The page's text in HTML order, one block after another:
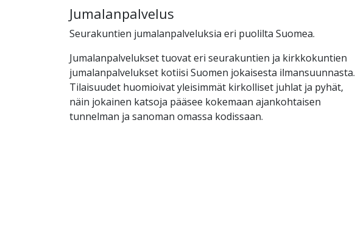
Jumalanpalvelus
Seurakuntien jumalanpalveluksia eri puolilta Suomea.
Jumalanpalvelukset tuovat eri seurakuntien ja kirkkokuntien
jumalanpalvelukset kotiisi Suomen jokaisesta ilmansuunnasta.
Tilaisuudet huomioivat yleisimmät kirkolliset juhlat ja pyhät,
näin jokainen katsoja pääsee kokemaan ajankohtaisen
tunnelman ja sanoman omassa kodissaan.